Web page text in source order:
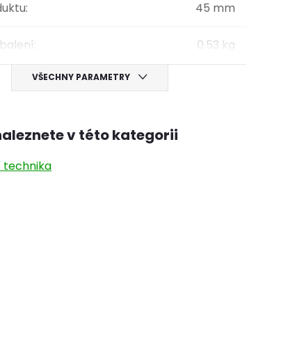
: 45 mm
: 0.53 kg
VŠECHNY PARAMETRY
v této kategorii
technika